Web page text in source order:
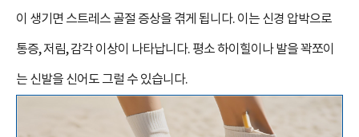
이 생기면 스트레스 골절 증상을 겪게 됩니다. 이는 신경 압박으로
통증, 저림, 감각 이상이 나타납니다. 평소 하이힐이나 발을 꽉쪼이
는 신발을 신어도 그럴 수 있습니다.